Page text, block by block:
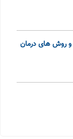
روش های درمان